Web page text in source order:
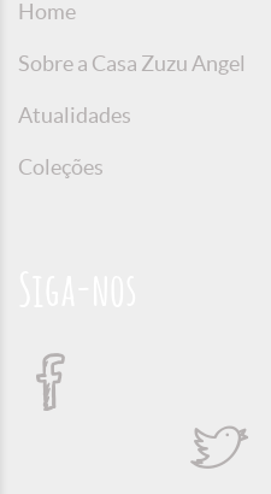
Home
Sobre a Casa Zuzu Angel
Atualidades
Coleções